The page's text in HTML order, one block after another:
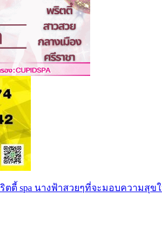
ตตี้ spa นางฟ้าสวยๆที่จะมอบความสุ